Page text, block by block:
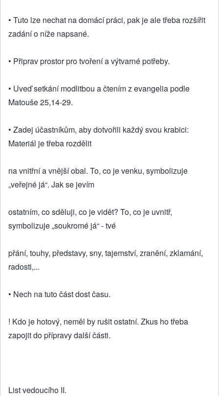
• Tuto lze nechat na domácí práci, pak je ale třeba rozšířit
zadání o níže napsané.
• Připrav prostor pro tvoření a výtvarné potřeby.
• Uveď setkání modlitbou a čtením z evangelia podle
Matouše 25,14-29.
• Zadej účastníkům, aby dotvořili každý svou krabici:
Materiál je třeba rozdělit
na vnitřní a vnější obal. To, co je venku, symbolizuje
„veřejné já“. Jak se jevím
ostatním, co sděluji, co je vidět? To, co je uvnitř,
symbolizuje „soukromé já“ - tvé
přání, touhy, představy, sny, tajemství, zranění, zklamání,
radosti,...
• Nech na tuto část dost času.
! Kdo je hotový, neměl by rušit ostatní. Zkus ho třeba
zapojit do přípravy další části.
List vedoucího II.